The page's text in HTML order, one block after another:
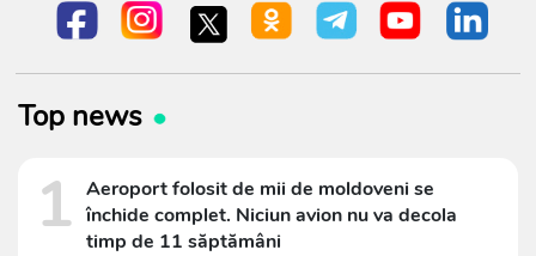
Top news
1 Aeroport folosit de mii de moldoveni se
închide complet. Niciun avion nu va decola
timp de 11 săptămâni